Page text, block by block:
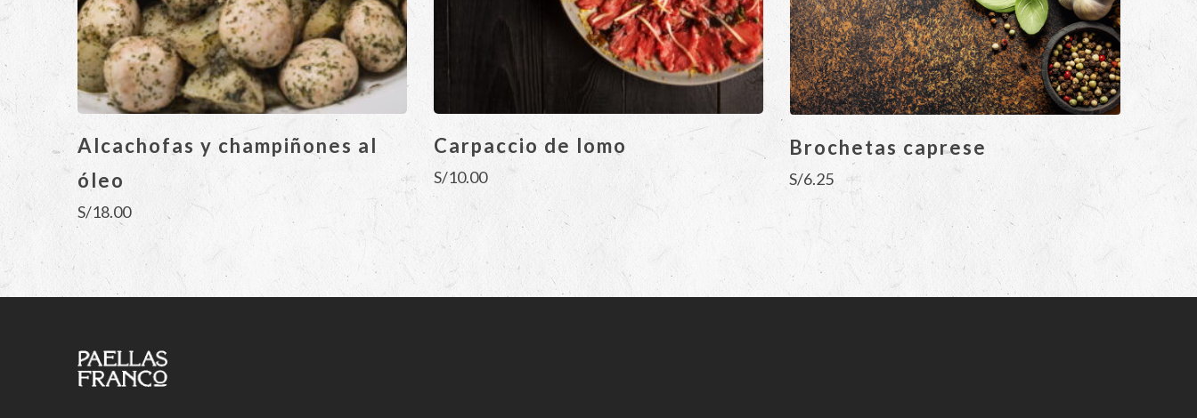
Alcachofas y champiñones al
óleo
S/18.00
Carpaccio de lomo
S/10.00
Brochetas caprese
S/6.25